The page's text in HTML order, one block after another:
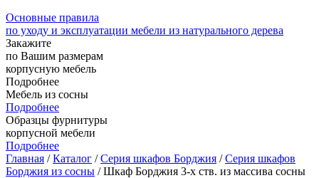
Основные правила
по уходу и эксплуатации мебели из натурального дерева
Закажите
по Вашим размерам
корпусную мебель
Подробнее
Мебель из сосны
Подробнее
Образцы фурнитуры
корпусной мебели
Подробнее
Главная /Каталог /Серия шкафов Борджия /Серия шкафов
Борджия из сосны / Шкаф Борджия 3-х ств. из массива сосны